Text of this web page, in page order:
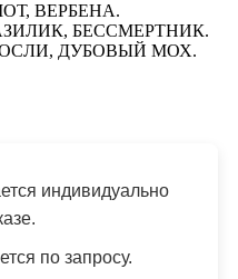
ВЕРБЕНА.
БЕССМЕРТНИК.
ДУБОВЫЙ МОХ.
индивидуально
по запросу.